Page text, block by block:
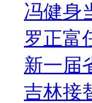
冯健身
罗正富
新一届
吉林接